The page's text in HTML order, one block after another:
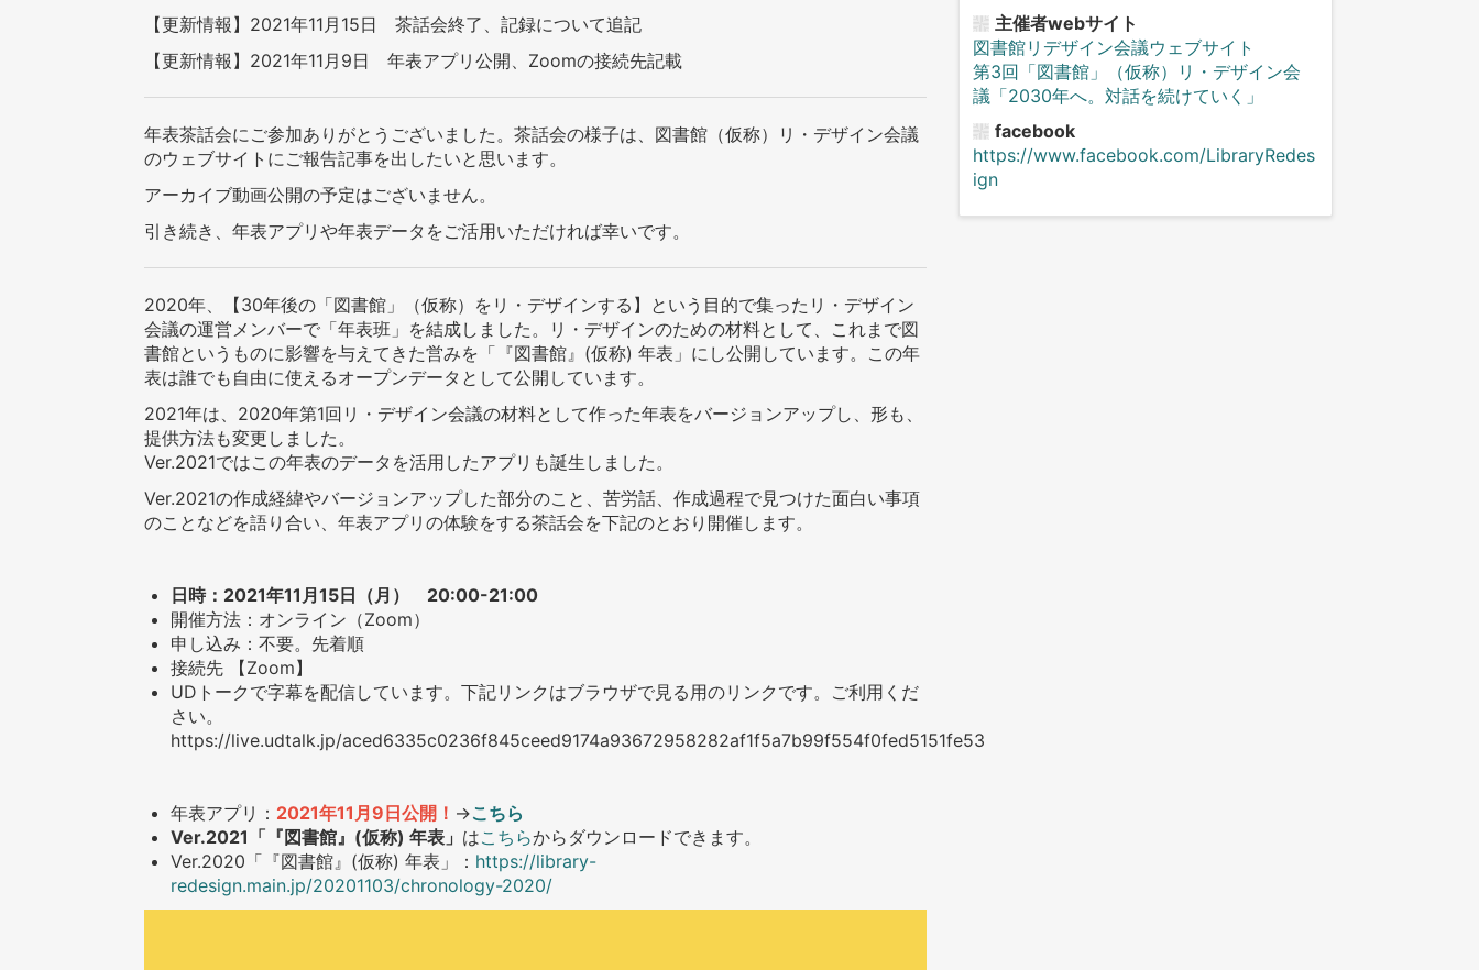
【更新情報】2021年11月15日 茶話会終了、記録について追記
【更新情報】2021年11月9日 年表アプリ公開、Zoomの接続先記載
年表茶話会にご参加ありがとうございました。茶話会の様子は、図書館（仮称）リ・デザイン会議
のウェブサイトにご報告記事を出したいと思います。
アーカイブ動画公開の予定はございません。
引き続き、年表アプリや年表データをご活用いただければ幸いです。
2020年、【30年後の「図書館」（仮称）をリ・デザインする】という目的で集ったリ・デザイン
会議の運営メンバーで「年表班」を結成しました。リ・デザインのための材料として、これまで図
書館というものに影響を与えてきた営みを「『図書館』(仮称) 年表」にし公開しています。この年
表は誰でも自由に使えるオープンデータとして公開しています。
2021年は、2020年第1回リ・デザイン会議の材料として作った年表をバージョンアップし、形も、
提供方法も変更しました。
Ver.2021ではこの年表のデータを活用したアプリも誕生しました。
Ver.2021の作成経緯やバージョンアップした部分のこと、苦労話、作成過程で見つけた面白い事項
のことなどを語り合い、年表アプリの体験をする茶話会を下記のとおり開催します。
日時：2021年11月15日（月） 20:00-21:00
開催方法：オンライン（Zoom）
申し込み：不要。先着順
接続先 【Zoom】
UDトークで字幕を配信しています。下記リンクはブラウザで見る用のリンクです。ご利用くだ
さい。
https://live.udtalk.jp/aced6335c0236f845ceed9174a93672958282af1f5a7b99f554f0fed5151fe53
年表アプリ： 2021年11月9日公開！ →こちら
Ver.2021「『図書館』(仮称) 年表」 はこちらからダウンロードできます。
Ver.2020「『図書館』(仮称) 年表」： https://library-
redesign.main.jp/20201103/chronology-2020/
主催者webサイト
図書館リデザイン会議ウェブサイト
第3回「図書館」（仮称）リ・デザイン会
議「2030年へ。対話を続けていく」
facebook
https://www.facebook.com/LibraryRedes
ign